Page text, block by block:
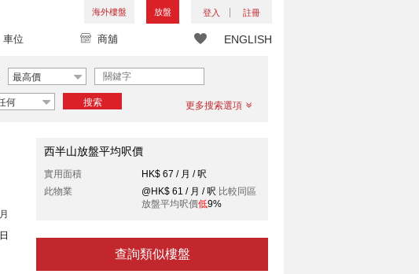
海外樓盤 放盤 登入 註冊
ENGLISH
車位 商舖
最高價
何 搜索 更多搜索選項
西半山放盤平均呎價
實用面積
HK$ 67 / 月 / 呎
此物業
@HK$ 61 / 月 / 呎 比較同區
放盤平均呎價低9%
查詢類似樓盤